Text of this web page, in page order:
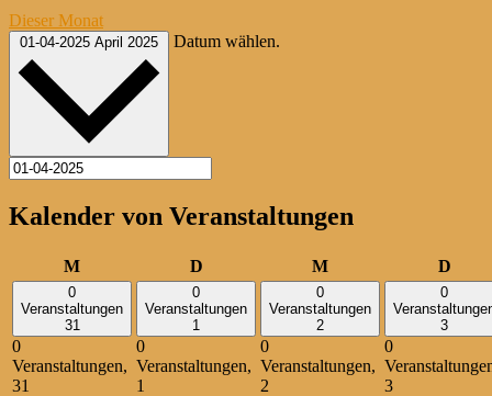
Dieser Monat
01-04-2025 April 2025 Datum wählen.
Kalender von Veranstaltungen
MMontag DDienstag MMittwoch D
0
Veranstaltungen
31
0
Veranstaltungen,
31
0
Veranstaltungen
1
0
Veranstaltungen,
1
0
Veranstaltungen
2
0
Veranstaltungen,
2
0
3
0
3